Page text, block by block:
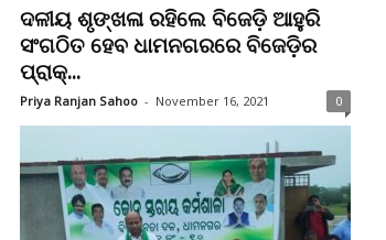
ଦଳୀୟ ଶୃଙ୍ଖଳା ରହିଲେ ବିଜେଡ଼ି ଆହୁରି
ସଂଗଠିତ ହେବ ଧାମନଗରରେ ବିଜେଡ଼ିର
ପ୍ରାକ୍...
Priya Ranjan Sahoo - November 16, 2021 0